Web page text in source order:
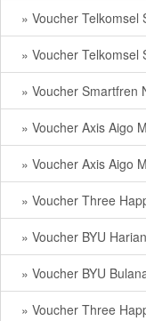
» Voucher Telkomsel
» Voucher Telkomsel
» Voucher Smartfren
» Voucher Axis Aigo
» Voucher Axis Aigo
» Voucher Three
» Voucher BYU Harian
» Voucher BYU
» Voucher Three